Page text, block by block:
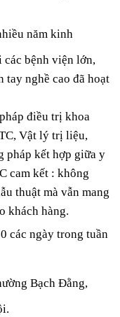
năm kinh
các bệnh viện lớn,
tay nghề cao đã hoạt
điều trị khoa
Vật lý trị liệu,
pháp kết hợp giữa y
cam kết : không
thuật mà vẫn mang
khách hàng.
các ngày trong tuần
Bạch Đằng,